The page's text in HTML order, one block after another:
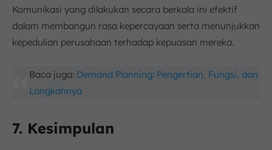
Komunikasi yang dilakukan secara berkala ini efektif
dalam membangun rasa kepercayaan serta menunjukkan
kepedulian perusahaan terhadap kepuasan mereka.
Baca juga: Demand Planning: Pengertian, Fungsi, dan
Langkahnya
7. Kesimpulan